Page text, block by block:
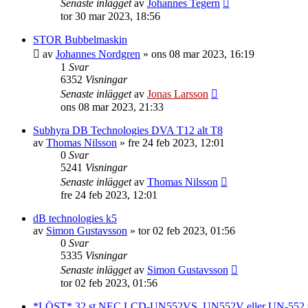
Senaste inläggetav Johannes Tegern
tor 30 mar 2023, 18:56
STOR Bubbelmaskin
av Johannes Nordgren » ons 08 mar 2023, 16:19
1 Svar
6352 Visningar
Senaste inläggetav Jonas Larsson
ons 08 mar 2023, 21:33
Subhyra DB Technologies DVA T12 alt T8
av Thomas Nilsson » fre 24 feb 2023, 12:01
0 Svar
5241 Visningar
Senaste inläggetav Thomas Nilsson
fre 24 feb 2023, 12:01
dB technologies k5
av Simon Gustavsson » tor 02 feb 2023, 01:56
0 Svar
5335 Visningar
Senaste inläggetav Simon Gustavsson
tor 02 feb 2023, 01:56